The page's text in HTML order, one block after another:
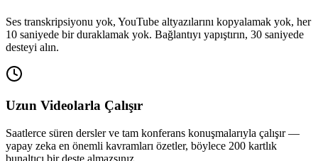
Ses transkripsiyonu yok, YouTube altyazılarını kopyalamak yok, her
10 saniyede bir duraklamak yok. Bağlantıyı yapıştırın, 30 saniyede
desteyi alın.
Uzun Videolarla Çalışır
Saatlerce süren dersler ve tam konferans konuşmalarıyla çalışır —
yapay zeka en önemli kavramları özetler, böylece 200 kartlık
bunaltıcı bir deste almazsınız.